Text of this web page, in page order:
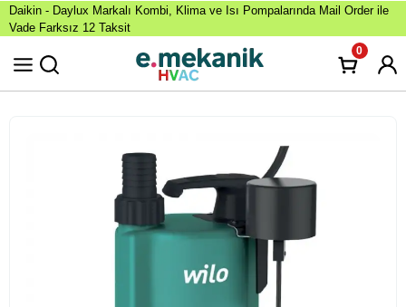
Daikin - Daylux Markalı Kombi, Klima ve Isı Pompalarında Mail Order ile
Vade Farksız 12 Taksit
0